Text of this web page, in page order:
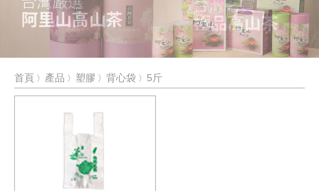
首頁 〉 產品 〉 塑膠 〉 背心袋 〉 5斤